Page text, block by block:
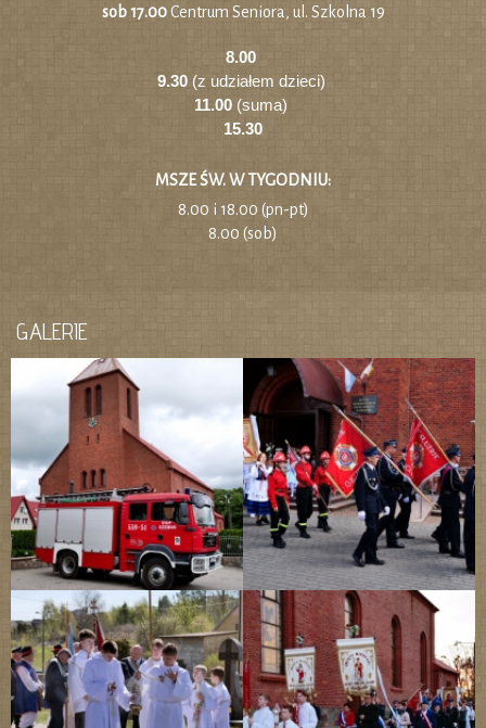
sob 17.00Centrum Seniora, ul. Szkolna 19
8.00
9.30(z udziałem dzieci)
11.00 (suma)
15.30
MSZE ŚW. W TYGODNIU:
8.00 i 18.00 (pn-pt)
8.00 (sob)
GALERIE